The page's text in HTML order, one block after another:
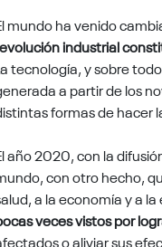
mundo ha venido
industrial
tecnología, y sobre
a partir de los
formas de hacer
año 2020, con la
con otro hecho,
a la economía y a
veces vistos por
o aliviar sus